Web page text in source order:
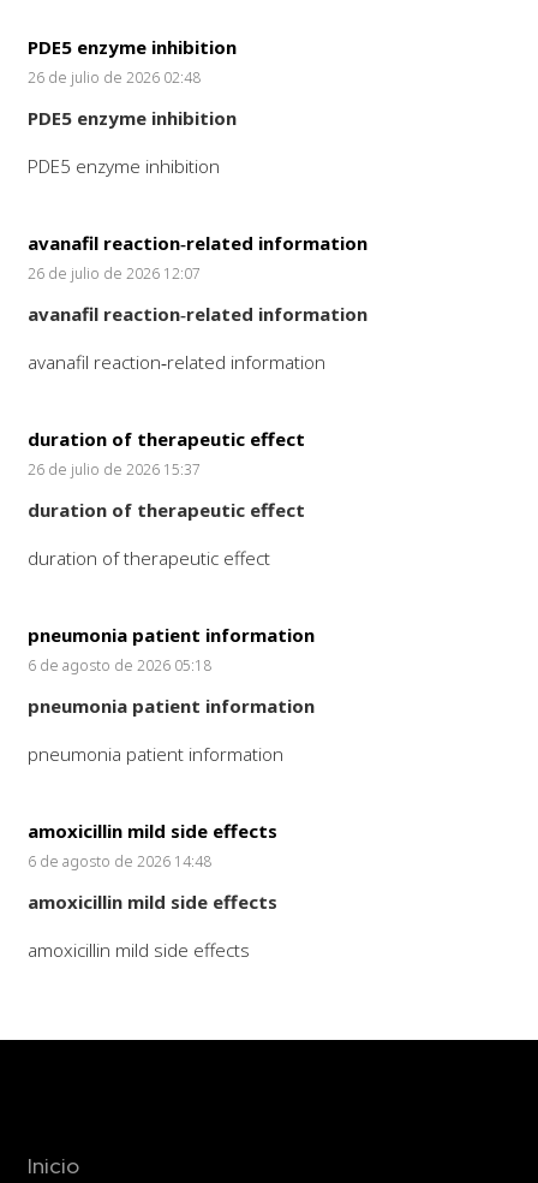
PDE5 enzyme inhibition
26 de julio de 2026 02:48
PDE5 enzyme inhibition
PDE5 enzyme inhibition
avanafil reaction‑related information
26 de julio de 2026 12:07
avanafil reaction‑related information
avanafil reaction‑related information
duration of therapeutic effect
26 de julio de 2026 15:37
duration of therapeutic effect
duration of therapeutic effect
pneumonia patient information
6 de agosto de 2026 05:18
pneumonia patient information
pneumonia patient information
amoxicillin mild side effects
6 de agosto de 2026 14:48
amoxicillin mild side effects
amoxicillin mild side effects
Inicio